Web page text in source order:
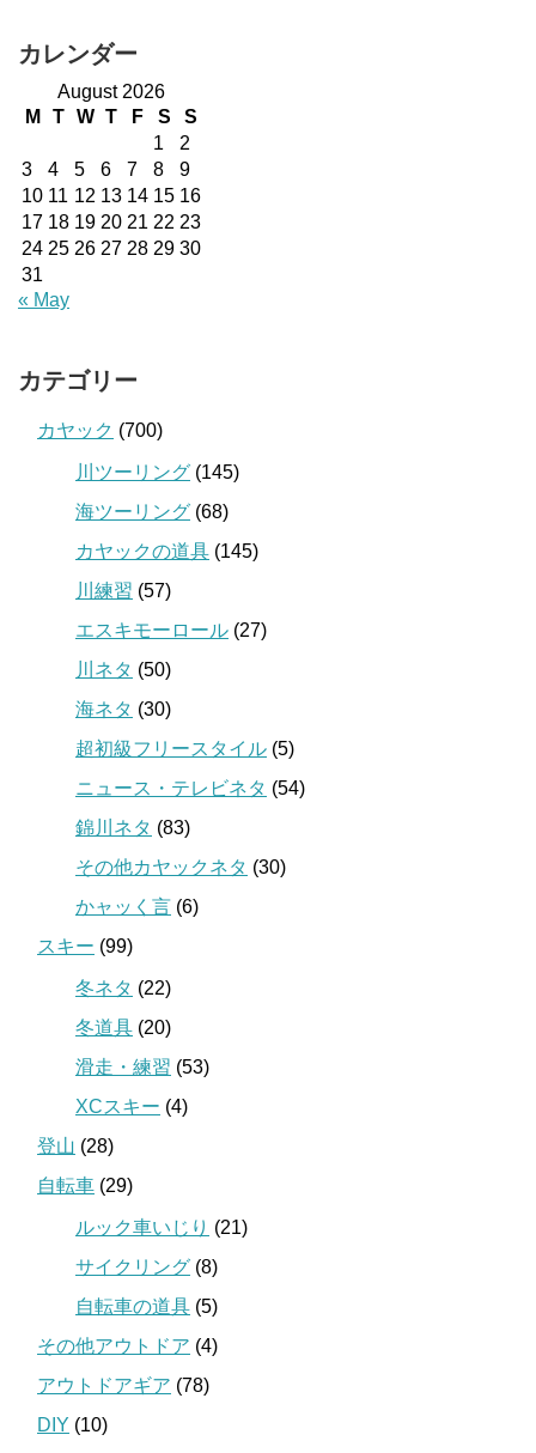
カレンダー
August 2026
M
T W T F S
S
1
2
3
4 5 6 7 8
9
10 11 12 13 14 15 16
17 18 19 20 21 22 23
24 25 26 27 28 29 30
31
« May
カテゴリー
カヤック (700)
川ツーリング (145)
海ツーリング (68)
カヤックの道具 (145)
川練習 (57)
エスキモーロール (27)
川ネタ (50)
海ネタ (30)
超初級フリースタイル (5)
ニュース・テレビネタ (54)
錦川ネタ (83)
その他カヤックネタ (30)
かャッく言 (6)
スキー (99)
冬ネタ (22)
冬道具 (20)
滑走・練習 (53)
XCスキー (4)
登山 (28)
自転車 (29)
ルック車いじり (21)
サイクリング (8)
自転車の道具 (5)
その他アウトドア (4)
アウトドアギア (78)
DIY (10)